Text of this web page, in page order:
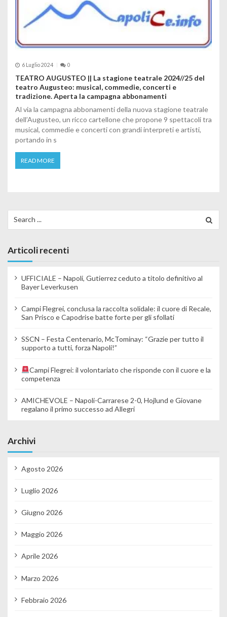
6 Luglio 2024 0
TEATRO AUGUSTEO || La stagione teatrale 2024//25 del
teatro Augusteo: musical, commedie, concerti e
tradizione. Aperta la campagna abbonamenti
Al via la campagna abbonamenti della nuova stagione teatrale
dell’Augusteo, un ricco cartellone che propone 9 spettacoli tra
musical, commedie e concerti con grandi interpreti e artisti,
portando in s
READ MORE
Articoli recenti
UFFICIALE – Napoli, Gutierrez ceduto a titolo definitivo al
Bayer Leverkusen
Campi Flegrei, conclusa la raccolta solidale: il cuore di Recale,
San Prisco e Capodrise batte forte per gli sfollati
SSCN – Festa Centenario, McTominay: “Grazie per tutto il
supporto a tutti, forza Napoli!”
Campi Flegrei: il volontariato che risponde con il cuore e la
competenza
AMICHEVOLE – Napoli-Carrarese 2-0, Hojlund e Giovane
regalano il primo successo ad Allegri
Archivi
Agosto 2026
Luglio 2026
Giugno 2026
Maggio 2026
Aprile 2026
Marzo 2026
Febbraio 2026